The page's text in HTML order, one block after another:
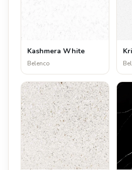
Kashmera White
Belenco